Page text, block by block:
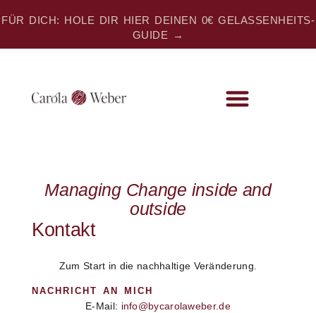
FÜR DICH: HOLE DIR HIER DEINEN 0€ GELASSENHEITS-
GUIDE →
Managing Change inside and
outside
Kontakt
Zum Start in die nachhaltige Veränderung.
NACHRICHT AN MICH
E-Mail: info@bycarolaweber.de